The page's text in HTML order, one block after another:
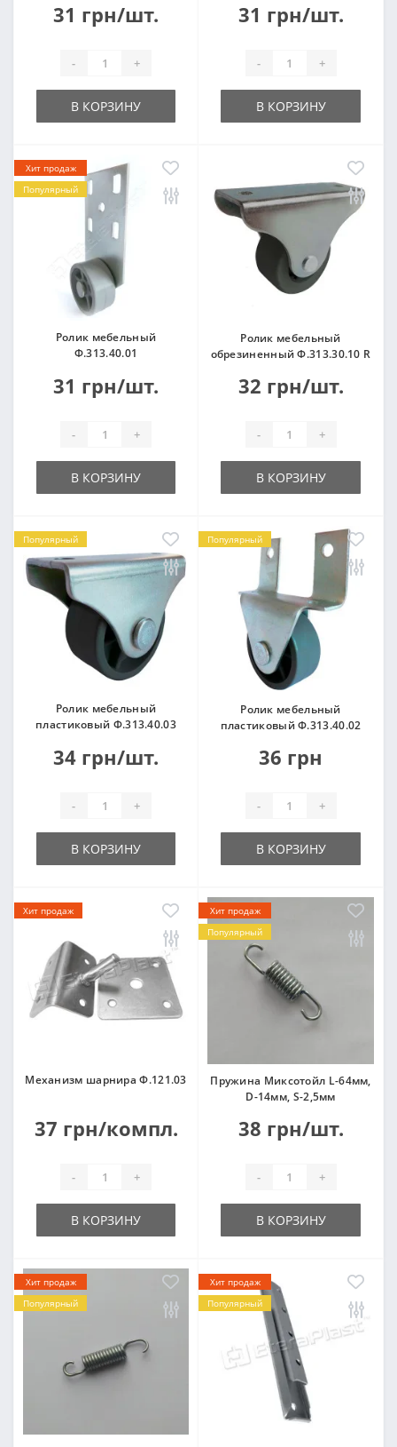
31 грн/шт.
- +
В КОРЗИНУ
31 грн/шт.
- +
В КОРЗИНУ
Хит продаж
Популярный
Ролик мебельный
Ф.313.40.01
31 грн/шт.
- +
В КОРЗИНУ
Ролик мебельный
обрезиненный Ф.313.30.10 R
32 грн/шт.
- +
В КОРЗИНУ
Популярный
Ролик мебельный
пластиковый Ф.313.40.03
34 грн/шт.
- +
В КОРЗИНУ
Популярный
Ролик мебельный
пластиковый Ф.313.40.02
36 грн
- +
В КОРЗИНУ
Хит продаж
Механизм шарнира Ф.121.03
37 грн/компл.
- +
В КОРЗИНУ
Хит продаж
Популярный
Пружина Миксотойл L-64мм,
D-14мм, S-2,5мм
38 грн/шт.
- +
В КОРЗИНУ
Хит продаж
Популярный
Хит продаж
Популярный